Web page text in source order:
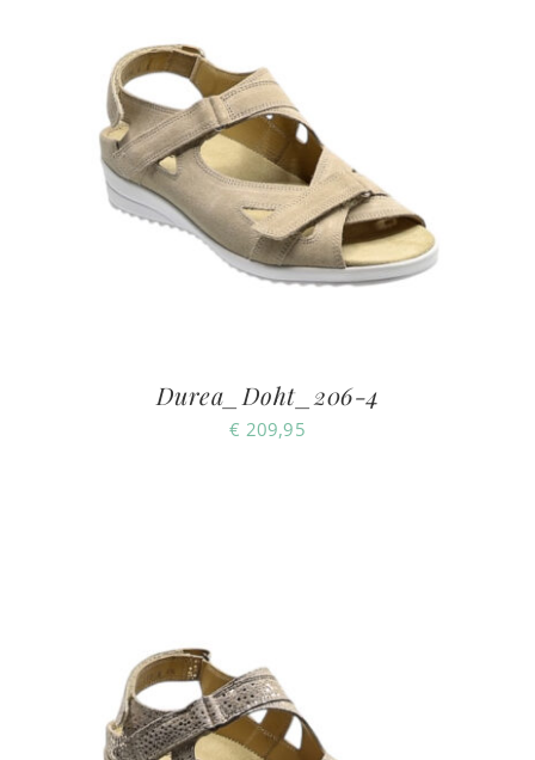
Durea_Doht_206-4
€ 209,95